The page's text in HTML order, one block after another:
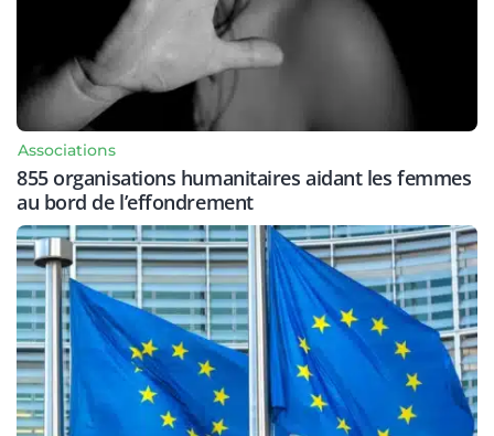
Associations
855 organisations humanitaires aidant les femmes
au bord de l’effondrement